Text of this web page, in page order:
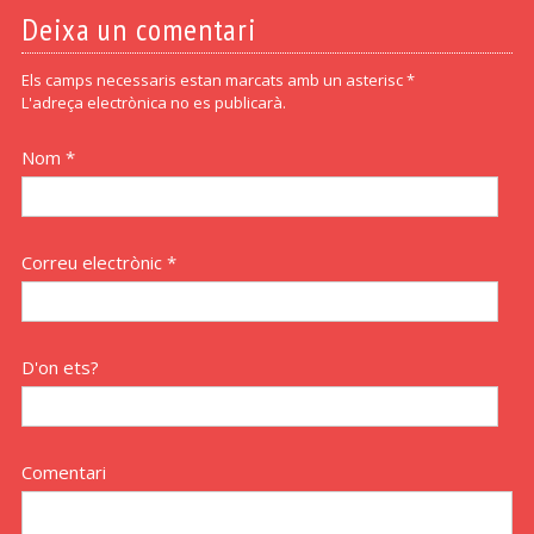
Deixa un comentari
Els camps necessaris estan marcats amb un asterisc *
L'adreça electrònica no es publicarà.
Nom *
Correu electrònic *
D'on ets?
Comentari